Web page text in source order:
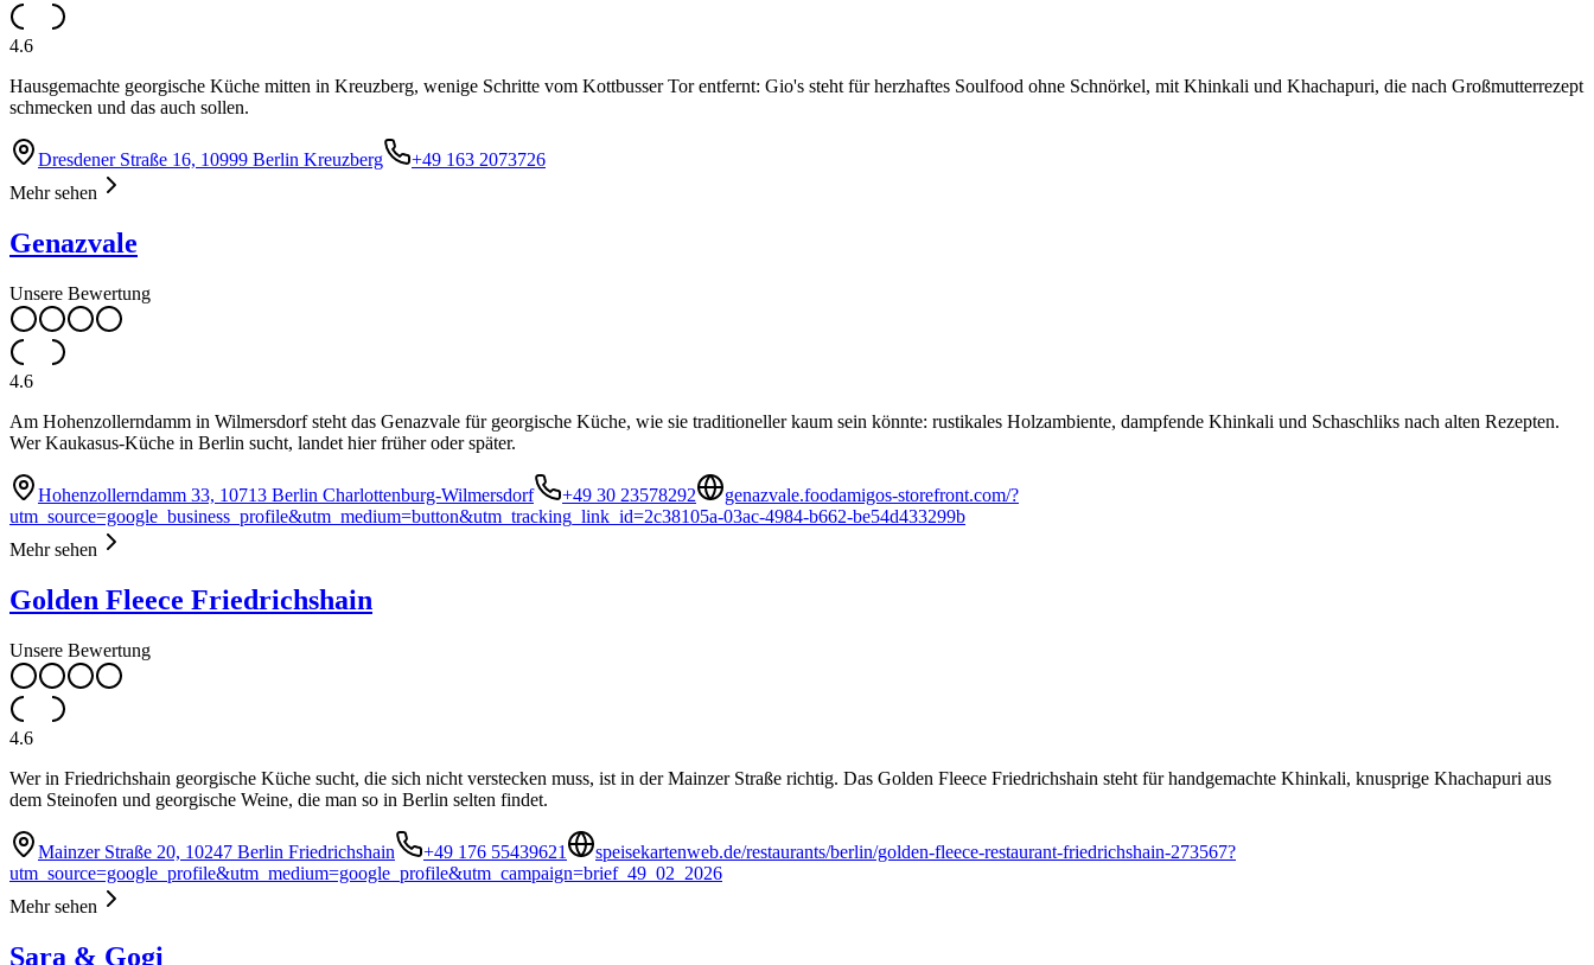
4.6
Hausgemachte georgische Küche mitten in Kreuzberg, wenige Schritte vom Kottbusser Tor entfernt: Gio's steht für herzhaftes Soulfood ohne Schnörkel, mit Khinkali und Khachapuri, die nach Großmutterrezept
schmecken und das auch sollen.
Dresdener Straße 16, 10999 Berlin Kreuzberg
+49 163 2073726
Mehr sehen
Genazvale
Unsere Bewertung
4.6
Am Hohenzollerndamm in Wilmersdorf steht das Genazvale für georgische Küche, wie sie traditioneller kaum sein könnte: rustikales Holzambiente, dampfende Khinkali und Schaschliks nach alten Rezepten.
Wer Kaukasus-Küche in Berlin sucht, landet hier früher oder später.
Hohenzollerndamm 33, 10713 Berlin Charlottenburg-Wilmersdorf +49 30 23578292
genazvale.foodamigos-storefront.com/?
utm_source=google_business_profile&utm_medium=button&utm_tracking_link_id=2c38105a-03ac-4984-b662-be54d433299b
Mehr sehen
Golden Fleece Friedrichshain
Unsere Bewertung
4.6
Wer in Friedrichshain georgische Küche sucht, die sich nicht verstecken muss, ist in der Mainzer Straße richtig. Das Golden Fleece Friedrichshain steht für handgemachte Khinkali, knusprige Khachapuri aus
dem Steinofen und georgische Weine, die man so in Berlin selten findet.
Mainzer Straße 20, 10247 Berlin Friedrichshain +49 176 55439621
speisekartenweb.de/restaurants/berlin/golden-fleece-restaurant-friedrichshain-273567?
utm_source=google_profile&utm_medium=google_profile&utm_campaign=brief_49_02_2026
Mehr sehen
Sara & Gogi